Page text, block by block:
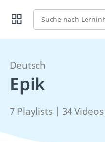
Suche
Deutsch
Epik
7 Playlists | 34 Videos